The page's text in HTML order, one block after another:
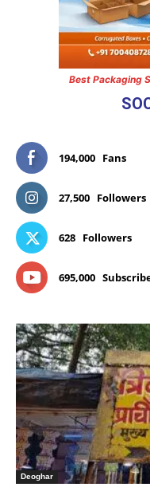
Best Packaging
194,000 Fans
27,500 Followers
628 Followers
695,000
Deoghar